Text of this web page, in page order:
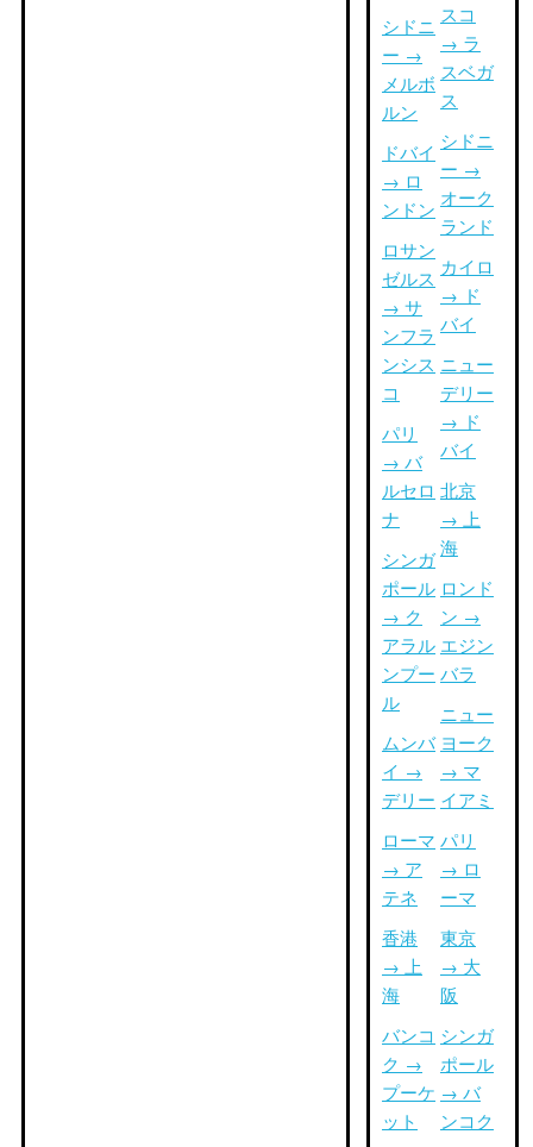
シドニ
ー →
メルボ
ルン
ドバイ
→ ロ
ンドン
ロサン
ゼルス
→ サ
ンフラ
ンシス
コ
パリ
→ バ
ルセロ
ナ
シンガ
ポール
→ ク
アラル
ンプー
ル
ムンバ
イ →
デリー
ローマ
→ ア
テネ
香港
→ 上
海
バンコ
ク →
プーケ
ット
スコ
→ ラ
スベガ
ス
シドニ
ー →
オーク
ランド
カイロ
→ ド
バイ
ニュー
デリー
→ ド
バイ
北京
→ 上
海
ロンド
ン →
エジン
バラ
ニュー
ヨーク
→ マ
イアミ
パリ
→ ロ
ーマ
東京
→ 大
阪
シンガ
ポール
→ バ
ンコク